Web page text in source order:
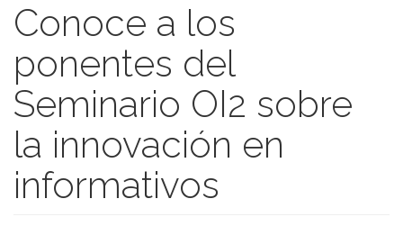
Conoce a los
ponentes del
Seminario OI2 sobre
la innovación en
informativos